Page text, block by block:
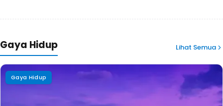
Gaya Hidup Lihat Semua
Gaya Hidup